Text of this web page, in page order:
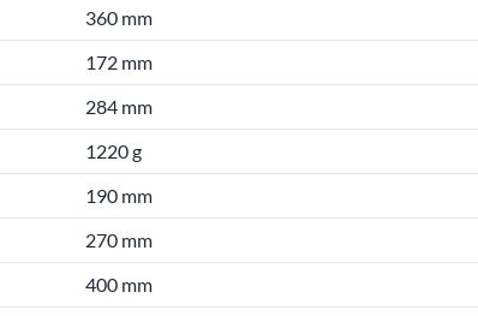
360 mm
172 mm
284 mm
1220 g
190 mm
270 mm
400 mm